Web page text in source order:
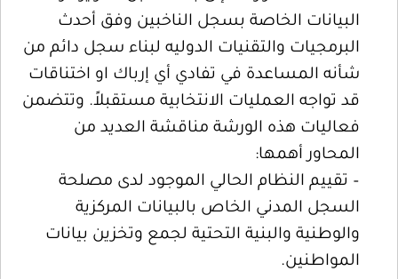
البيانات الخاصة بسجل الناخبين وفق أحدث
البرمجيات والتقنيات الدوليه لبناء سجل دائم من
شأنه المساعدة في تفادي أي إرباك او اختناقات
قد تواجه العمليات الانتخابية مستقبلاً. وتتضمن
فعاليات هذه الورشة مناقشة العديد من
المحاور أهمها:
– تقييم النظام الحالي الموجود لدى مصلحة
السجل المدني الخاص بالبيانات المركزية
والوطنية والبنية التحتية لجمع وتخزين بيانات
المواطنين.